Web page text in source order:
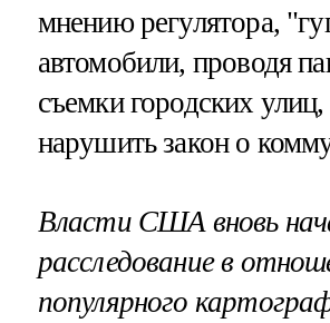
мнению регулятора,
автомобили, проводя
съемки городских
нарушить закон о
Власти США вновь
расследование в
популярного